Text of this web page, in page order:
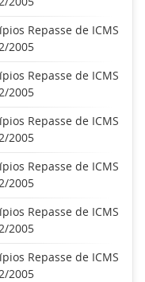
Repasse de ICMS
2005
Repasse de ICMS
2005
Repasse de ICMS
2005
Repasse de ICMS
2005
Repasse de ICMS
2005
Repasse de ICMS
2005